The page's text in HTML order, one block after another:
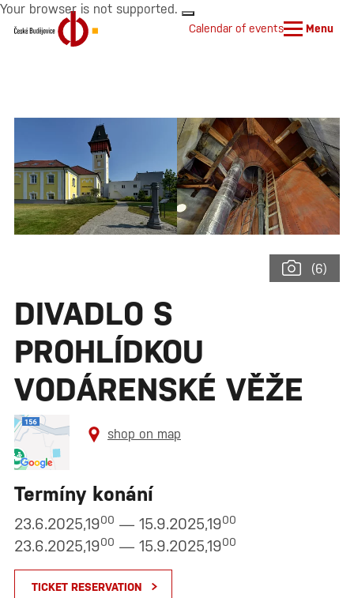
Your browser is not supported.
Calendar of events Menu
(6)
DIVADLO S
PROHLÍDKOU
VODÁRENSKÉ VĚŽE
shop on map
Termíny konání
23.6.2025,1900 — 15.9.2025,1900
23.6.2025,1900 — 15.9.2025,1900
TICKET RESERVATION